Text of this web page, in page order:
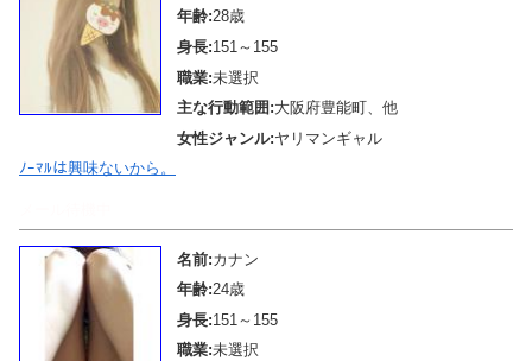
年齢:28歳
身長:151～155
職業:未選択
主な行動範囲:大阪府豊能町、他
女性ジャンル:ヤリマンギャル
ﾉｰﾏﾙは興味ないから。
名前:カナン
年齢:24歳
身長:151～155
職業:未選択